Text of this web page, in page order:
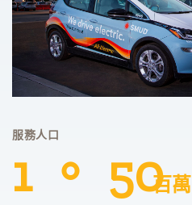
服務人口
1 。 50百萬